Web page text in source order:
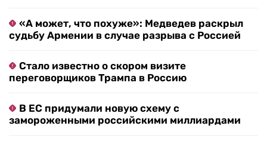
«А может, что похуже»: Медведев раскрыл
судьбу Армении в случае разрыва с Россией
Стало известно о скором визите
переговорщиков Трампа в Россию
В ЕС придумали новую схему с
замороженными российскими миллиардами